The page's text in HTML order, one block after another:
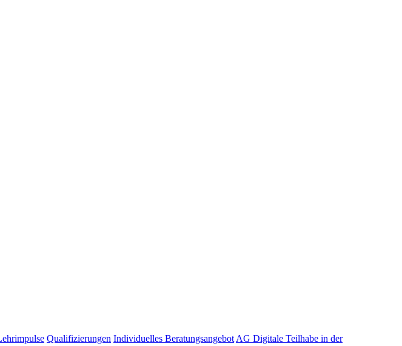
Qualifizierungen Individuelles Beratungsangebot AG Digitale Teilhabe in der